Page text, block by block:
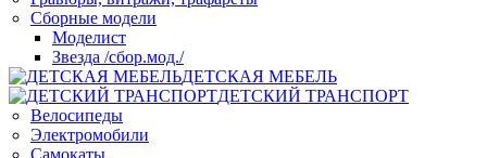
Сборные модели
Моделист
Звезда /сбор.мод./
ДЕТСКАЯ МЕБЕЛЬ
ДЕТСКИЙ ТРАНСПОРТ
Велосипеды
Электромобили
Самокаты